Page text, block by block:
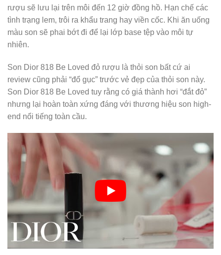
rượu sẽ lưu lại trên môi đến 12 giờ đồng hồ. Hạn chế các
tình trạng lem, trôi ra khẩu trang hay viền cốc. Khi ăn uống
màu son sẽ phai bớt đi để lại lớp base tệp vào môi tự
nhiên.
Son Dior 818 Be Loved đỏ rượu là thỏi son bất cứ ai
review cũng phải “đổ gục” trước vẻ đẹp của thỏi son này.
Son Dior 818 Be Loved tuy rằng có giá thành hơi “đắt đỏ”
nhưng lại hoàn toàn xứng đáng với thương hiệu son high-
end nổi tiếng toàn cầu.